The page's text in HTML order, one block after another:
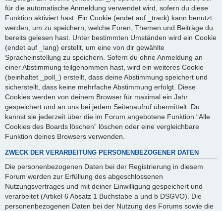
für die automatische Anmeldung verwendet wird, sofern du diese
Funktion aktiviert hast. Ein Cookie (endet auf _track) kann benutzt
werden, um zu speichern, welche Foren, Themen und Beiträge du
bereits gelesen hast. Unter bestimmten Umständen wird ein Cookie
(endet auf _lang) erstellt, um eine von dir gewählte
Spracheinstellung zu speichern. Sofern du ohne Anmeldung an
einer Abstimmung teilgenommen hast, wird ein weiteres Cookie
(beinhaltet _poll_) erstellt, dass deine Abstimmung speichert und
sicherstellt, dass keine mehrfache Abstimmung erfolgt. Diese
Cookies werden von deinem Browser für maximal ein Jahr
gespeichert und an uns bei jedem Seitenaufruf übermittelt. Du
kannst sie jederzeit über die im Forum angebotene Funktion “Alle
Cookies des Boards löschen” löschen oder eine vergleichbare
Funktion deines Browsers verwenden.
ZWECK DER VERARBEITUNG PERSONENBEZOGENER DATEN
Die personenbezogenen Daten bei der Registrierung in diesem
Forum werden zur Erfüllung des abgeschlossenen
Nutzungsvertrages und mit deiner Einwilligung gespeichert und
verarbeitet (Artikel 6 Absatz 1 Buchstabe a und b DSGVO). Die
personenbezogenen Daten bei der Nutzung des Forums sowie die